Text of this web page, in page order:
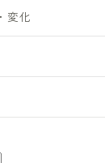
変化